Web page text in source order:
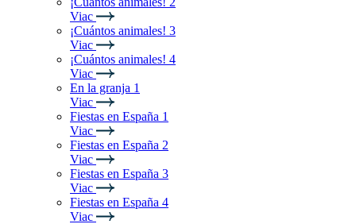
Viac
¡Cuántos animales! 3
Viac
¡Cuántos animales! 4
Viac
En la granja 1
Viac
Fiestas en España 1
Viac
Fiestas en España 2
Viac
Fiestas en España 3
Viac
Fiestas en España 4
Viac